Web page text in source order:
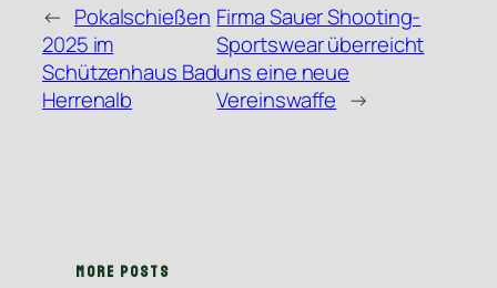
← Pokalschießen
2025 im
Schützenhaus Bad
Herrenalb
Firma Sauer Shooting-
Sportswear überreicht
uns eine neue
Vereinswaffe →
MORE POSTS